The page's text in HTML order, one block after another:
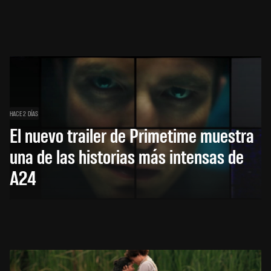
HACE 2 DÍAS
El nuevo trailer de Primetime muestra
una de las historias más intensas de
A24